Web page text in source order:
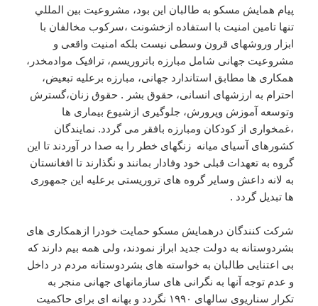
پیام همایش مسکو به طالبان این بود، مشروعیت بین المللي
تنها تامین امنیت با استفاده ازخشونت ،سرکوب مخالفان با
ابزار وروشهای قرون وسطی نیست بلکه امنیت واقعی و
مشروعیت جهانی شامل مبارزه باتروریسم، ترافیک موادمخدر،
همکاری ها مطابق استاندارد جهانی، مبارزه برعلیه تبعیض،
احترام به ارزشهای انسانی، حقوق بشر . حقوق زنان،گسترش
وتوسعه آموزش وپرورش، جلوگیری ازشیوع بیماری ها
،غمخواری از کودکان ومبارزه بافقر می گردد. نمایندگان
کشورهای آسیای میانه زنگهای خطر را به صدا در آوردند تا این
گروه به تعهدات قبلی خود وفادار بمانند و نگذارند تا افغانستان
به لانه داعش وسایر گروه های تروریستی برعلیه این جمهوری
ها تبدیل گردد .
شرکت کنندگان درهمایش مسکو حمایت خودرا ازهمکاری های
بشردوستانه به دولت جدید ابراز نمودند، ولی همه بیم دارند که
بی اعتنایی طالبان به خواسته های بشردوستانه مردم در داخل
و عدم توجه آنها به نگرانی های سازمانهای جهانی منجر به
تکرار سناریوی سالهای ۱۹۹۰ نگردد و بهانه ای برای حاکمیت